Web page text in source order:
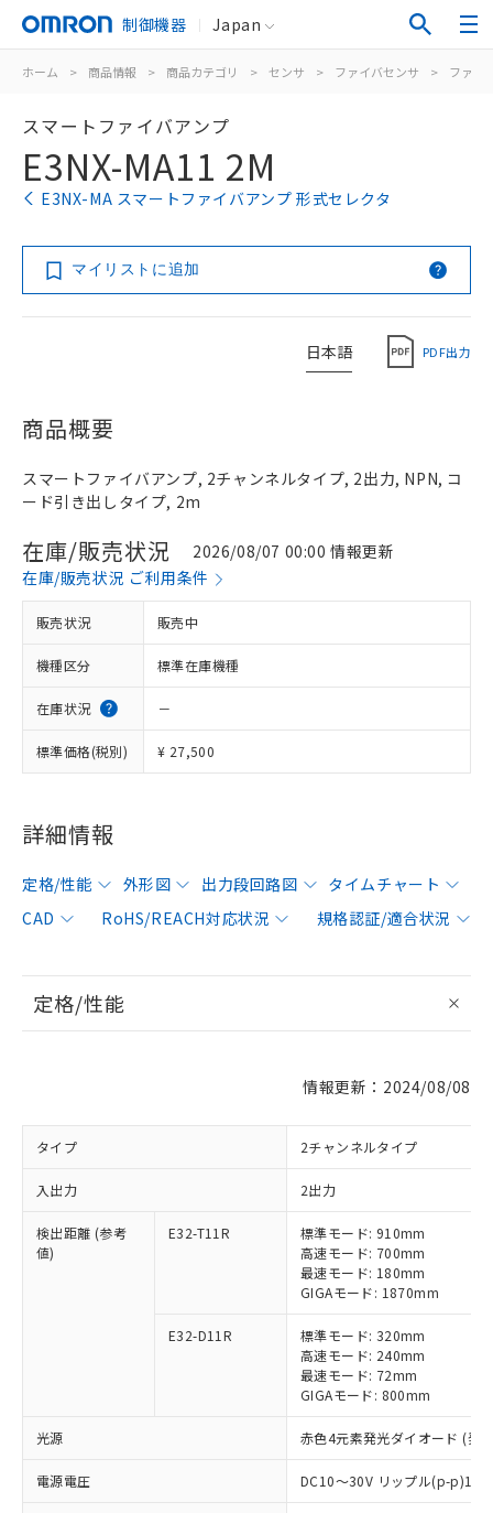
制御機器 Japan
ホーム > 商品情報 > 商品カテゴリ > センサ > ファイバセンサ > ファイ
スマートファイバアンプ
E3NX-MA11 2M
E3NX-MA スマートファイバアンプ 形式セレクタ
マイリストに追加
日本語 PDF出力
商品概要
スマートファイバアンプ, 2チャンネルタイプ, 2出力, NPN, コ
ード引き出しタイプ, 2m
在庫/販売状況
2026/08/07 00:00 情報更新
在庫/販売状況 ご利用条件
販売状況 販売中
機種区分 標準在庫機種
在庫状況 －
標準価格(税別) ¥ 27,500
詳細情報
定格/性能 外形図 出力段回路図
タイムチャート
CAD
RoHS/REACH対応状況 規格認証/適合状況
定格/性能
情報更新：2024/08/08
タイプ 2チャンネルタイプ
入出力 2出力
検出距離 (参考
値)
E32-T11R
標準モード: 910mm
高速モード: 700mm
最速モード: 180mm
GIGAモード: 1870mm
E32-D11R
標準モード: 320mm
高速モード: 240mm
最速モード: 72mm
GIGAモード: 800mm
光源 赤色4元素発光ダイオード (発
電源電圧 DC10～30V リップル(p-